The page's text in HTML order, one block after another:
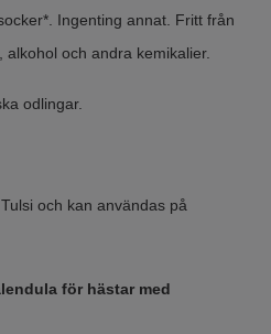
Ingenting annat. Fritt från
och andra kemikalier.
odlingar.
och kan användas på
för hästar med